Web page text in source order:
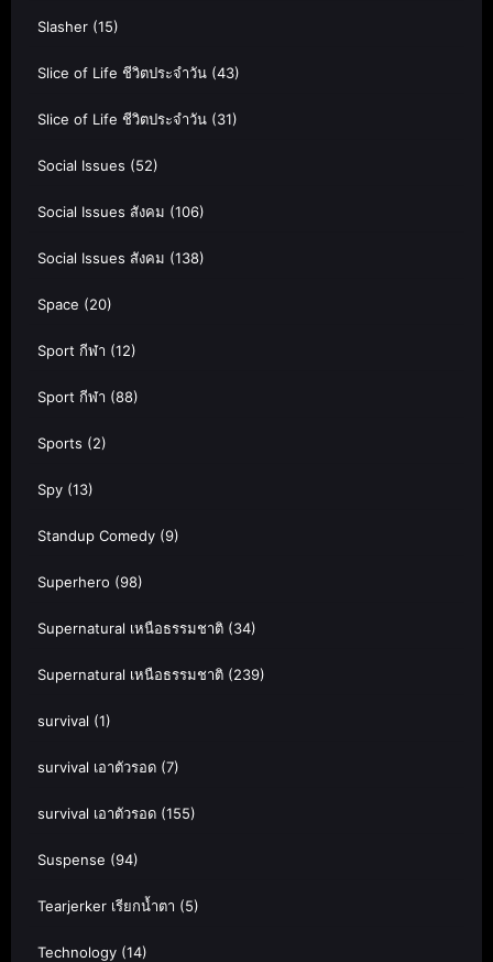
Slasher (15)
Slice of Life ชีวิตประจำวัน (43)
Slice of Life ชีวิตประจำวัน (31)
Social Issues (52)
Social Issues สังคม (106)
Social Issues สังคม (138)
Space (20)
Sport กีฬา (12)
Sport กีฬา (88)
Sports (2)
Spy (13)
Standup Comedy (9)
Superhero (98)
Supernatural เหนือธรรมชาติ (34)
Supernatural เหนือธรรมชาติ (239)
survival (1)
survival เอาตัวรอด (7)
survival เอาตัวรอด (155)
Suspense (94)
Tearjerker เรียกน้ำตา (5)
Technology (14)